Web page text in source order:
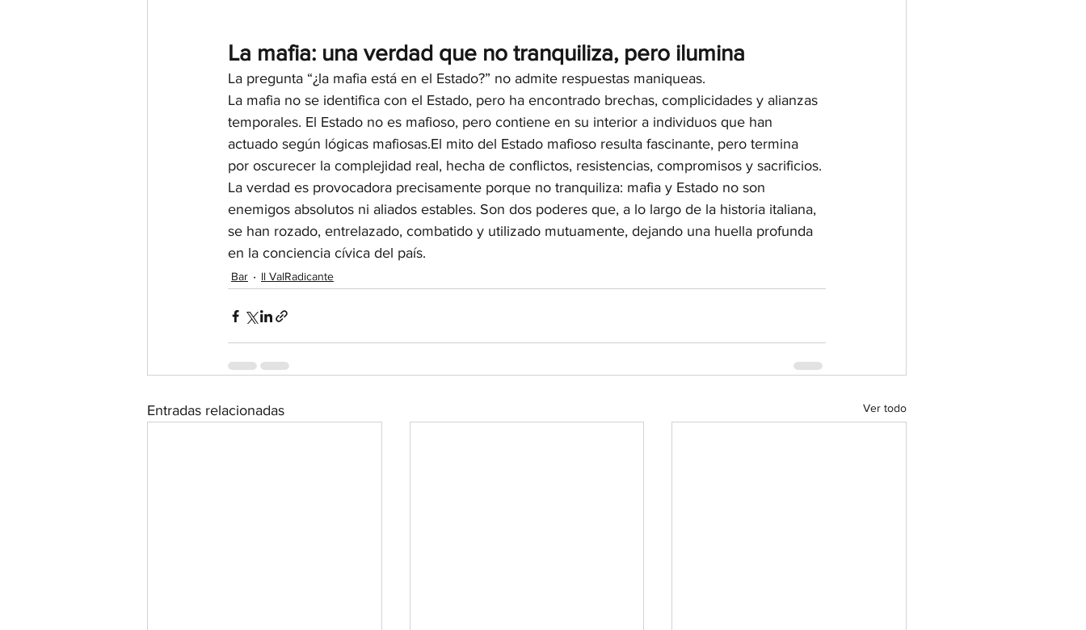
La mafia: una verdad que no tranquiliza, pero ilumina
La pregunta “¿la mafia está en el Estado?” no admite respuestas maniqueas.
La mafia no se identifica con el Estado, pero ha encontrado brechas, complicidades y alianzas
temporales. El Estado no es mafioso, pero contiene en su interior a individuos que han
actuado según lógicas mafiosas.El mito del Estado mafioso resulta fascinante, pero termina
por oscurecer la complejidad real, hecha de conflictos, resistencias, compromisos y sacrificios.
La verdad es provocadora precisamente porque no tranquiliza: mafia y Estado no son
enemigos absolutos ni aliados estables. Son dos poderes que, a lo largo de la historia italiana,
se han rozado, entrelazado, combatido y utilizado mutuamente, dejando una huella profunda
en la conciencia cívica del país.
Bar Il ValRadicante
Entradas relacionadas Ver todo